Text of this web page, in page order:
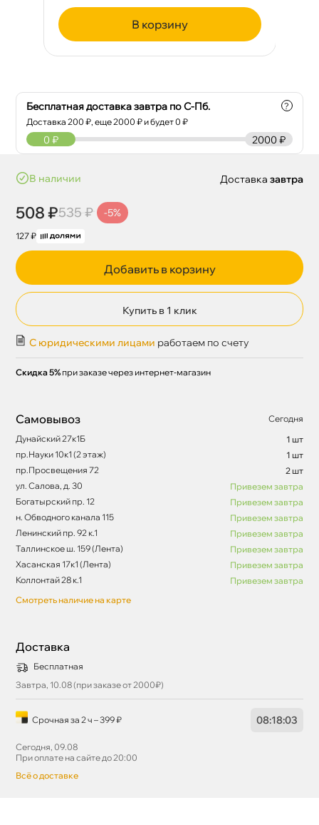
корзину
Бесплатная доставка завтра по С-Пб.
Доставка200 ₽, еще2000 ₽ и будет 0 ₽
?
2000 ₽
0 ₽
наличии
508 ₽535 ₽ -5%
127 ₽
Доставка завтра
Добавить в корзину
Купить в 1 клик
С юридическими лицами работаем по счету
Скидка 5% при заказе через интернет-магазин
Самовывоз
Сегодня
Дунайский 27к1Б
1 шт
пр.Науки 10к1 (2 этаж)
1 шт
пр.Просвещения 72
2 шт
ул. Салова, д. 30
Привезем завтра
Богатырский пр. 12
Привезем завтра
н. Обводного канала 115
Привезем завтра
Ленинский пр. 92 к.1
Привезем завтра
Таллинское ш. 159 (Лента)
Привезем завтра
Хасанская 17к1 (Лента)
Привезем завтра
Коллонтай 28 к.1
Привезем завтра
Смотреть наличие на карте
Доставка
Бесплатная
Завтра, 10.08 (при заказе от 2000₽)
Срочная за 2 ч – 399 ₽ 08:18:02
Сегодня, 09.08
При оплате на сайте до 20:00
сё о доставке